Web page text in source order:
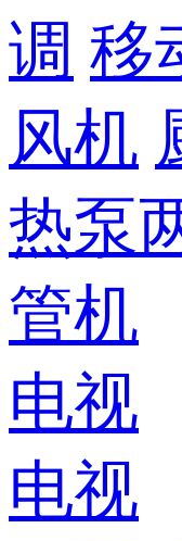
调 移
风机
热泵
管机
电视
电视